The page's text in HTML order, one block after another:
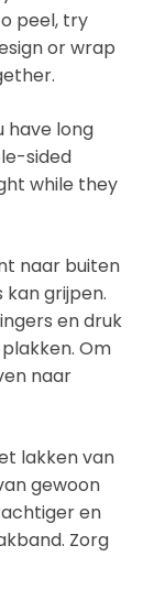
peel, try
or wrap
have long
sided
while they
naar buiten
kan grijpen.
en druk
Om
naar
lakken van
gewoon
en
Zorg